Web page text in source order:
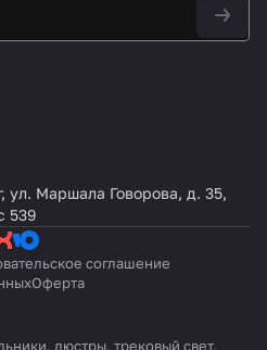
ул. Маршала Говорова, д. 35,
539
соглашение
Оферта
люстры, трековый свет,